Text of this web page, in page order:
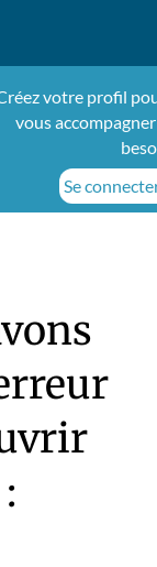
votre profil
vous
Se